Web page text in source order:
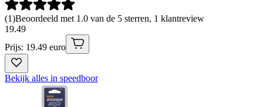
(1)Beoordeeld met 1.0 van de 5 sterren, 1 klantreview
19.49
Prijs: 19.49 euro
Bekijk alles in speedboor